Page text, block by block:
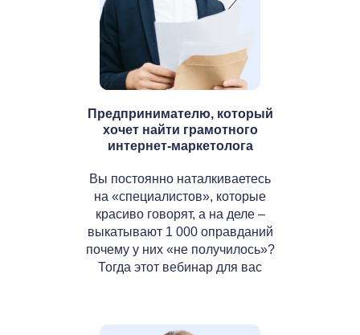
Предпринимателю, который
хочет найти грамотного
интернет-маркетолога
Вы постоянно наталкиваетесь
на «специалистов», которые
красиво говорят, а на деле –
выкатывают 1 000 оправданий
почему у них «не получилось»?
Тогда этот вебинар для вас